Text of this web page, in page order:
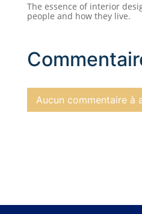
The essence of interior
people and how they live.
Aucun commentaire à